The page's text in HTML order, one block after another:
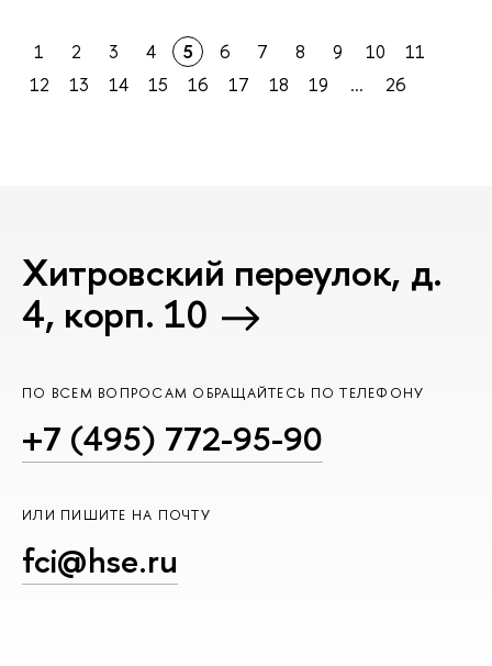
1 2 3 4 5 6 7 8 9 10
11
12
13 14 15 16 17 18 19 ... 26
Хитровский переулок, д.
4, корп. 10
ПО ВСЕМ ВОПРОСАМ ОБРАЩАЙТЕСЬ ПО ТЕЛЕФОНУ
+7 (495) 772-95-90
ИЛИ ПИШИТЕ НА ПОЧТУ
fci@hse.ru